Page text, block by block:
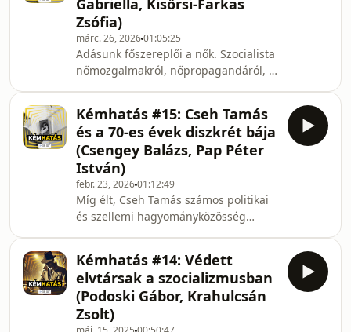
külpolitikai elemző, illetve Vass Miklós
fizikus, az RBMK típusú reaktorok
szakértője. Munkatársunk, Pócs
Nándor a katasztrófához vezető
utakról, a szovjet atomtechnológiáról,
a jelenlegi orosz és belar
Gabriella, Kisőrsi-Farkas
Zsófia)
márc. 26, 202601:05:25
Adásunk főszereplői a nők. Szocialista
nőmozgalmakról, nőpropagandáról, a
viszonyokról, a női szerepek lassú
változásairól beszélgettünk.
Vendégeink ezúttal Unger Gabriella
történész, intézményünk levéltárosa
és Kisőrsi-Farkas Zsófia történész,
egyetemi adjunktus voltak.
Kémhatás #15: Cseh Tamás
és a 70-es évek diszkrét bája
(Csengey Balázs, Pap Péter
István)
febr. 23, 202601:12:49
Míg élt, Cseh Tamás számos politikai
és szellemi hagyományközösség
underground ugyanúgy otthonra
tudott találni a dalaiban, mint a 70-es
években indult táncházmozgalom
inkább a népies gondolattal
Kémhatás #14: Védett
elvtársak a szocializmusban
(Podoski Gábor, Krahulcsán
Zsolt)